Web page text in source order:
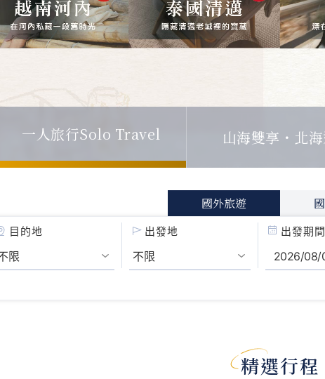
一人旅行Solo Travel 山海雙享・北
國外旅遊
目的地 出發地 出發期間
精選行程